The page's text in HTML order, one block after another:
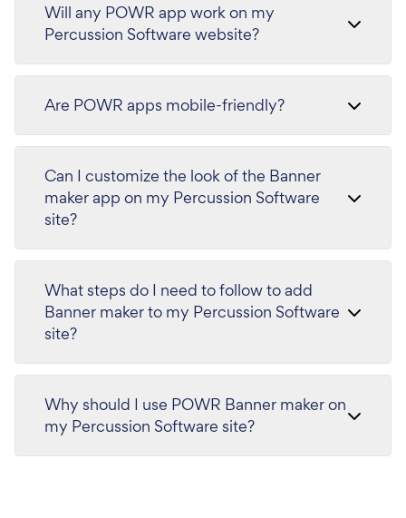
Will any POWR app work on my
Percussion Software website?
Are POWR apps mobile-friendly?
Can I customize the look of the Banner
maker app on my Percussion Software
site?
What steps do I need to follow to add
Banner maker to my Percussion Software
site?
Why should I use POWR Banner maker on
my Percussion Software site?